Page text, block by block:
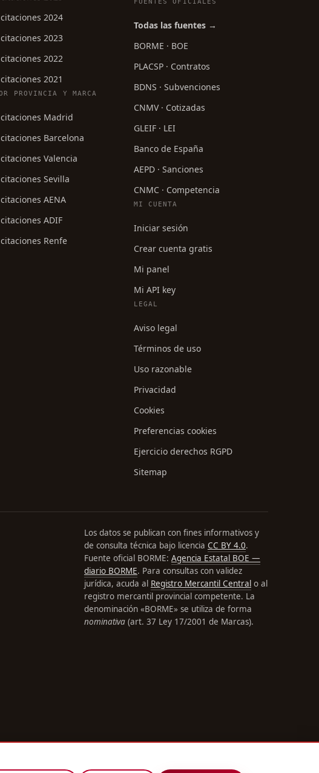
2024
2023
2022
2021
PROVINCIA Y MARCA
Madrid
Barcelona
Valencia
Sevilla
AENA
ADIF
Renfe
Todas las fuentes →
BORME · BOE
PLACSP · Contratos
BDNS · Subvenciones
CNMV · Cotizadas
GLEIF · LEI
Banco de España
AEPD · Sanciones
CNMC · Competencia
MI CUENTA
Iniciar sesión
Crear cuenta gratis
Mi panel
Mi API key
LEGAL
Aviso legal
Términos de uso
Uso razonable
Privacidad
Cookies
Preferencias cookies
Ejercicio derechos RGPD
Sitemap
Los datos se publican con fines informativos y
de consulta técnica bajo licencia CC BY 4.0.
Fuente oficial BORME: Agencia Estatal BOE —
diario BORME. Para consultas con validez
jurídica, acuda al Registro Mercantil Central o al
registro mercantil provincial competente. La
denominación «BORME» se utiliza de forma
nominativa (art. 37 Ley 17/2001 de Marcas).